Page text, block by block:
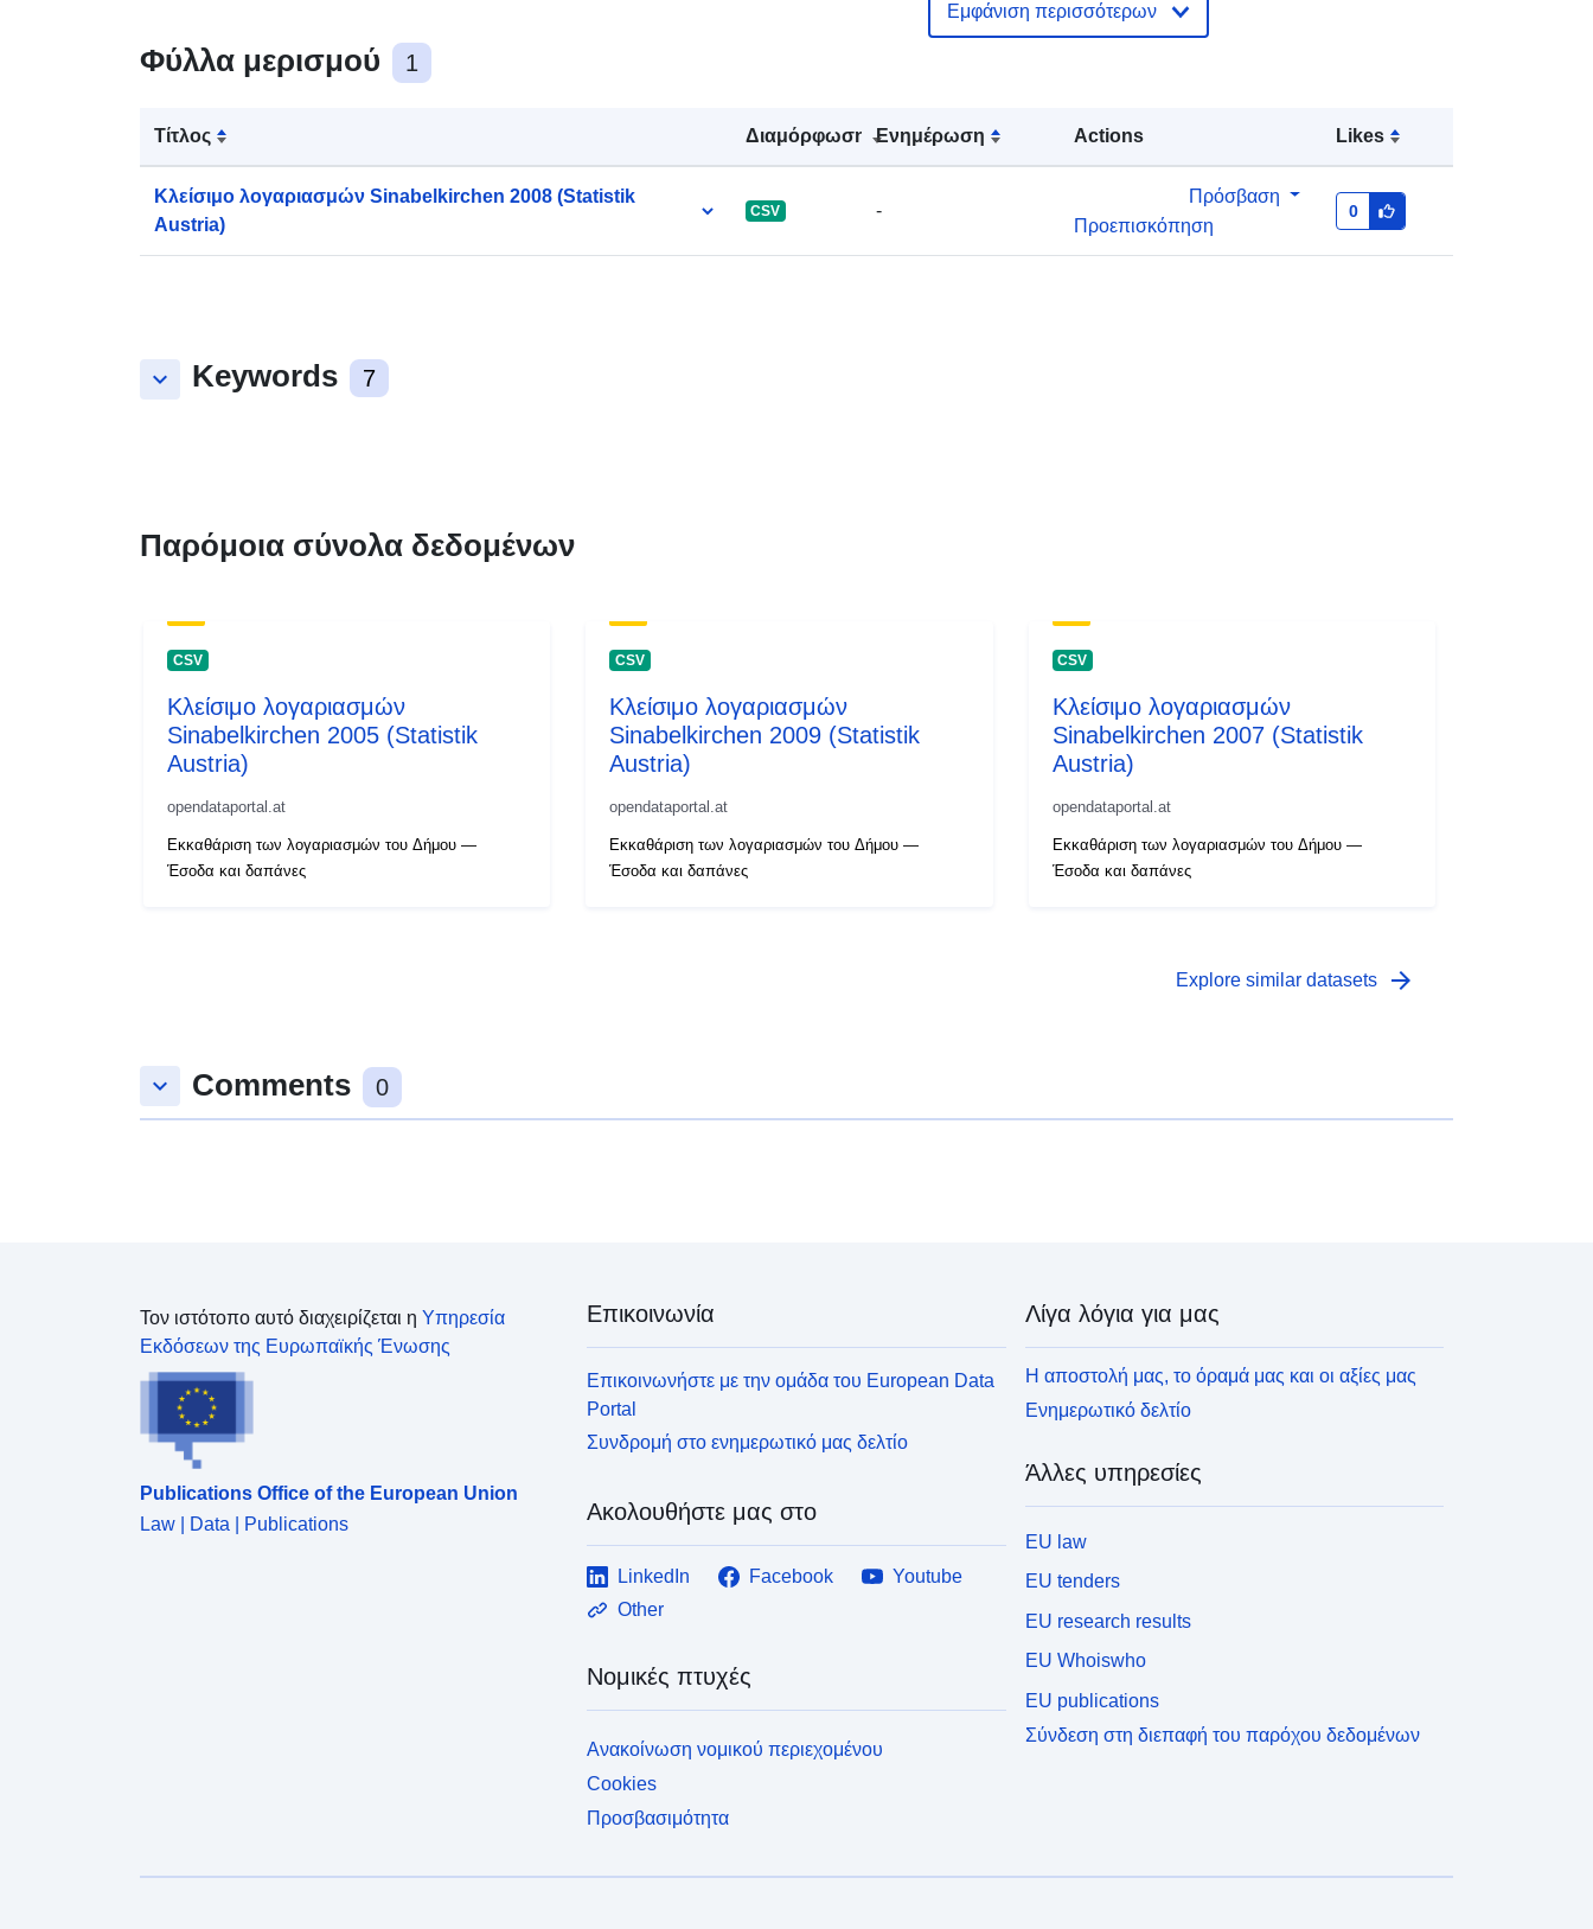
Φύλλα μερισμού 1
Τίτλος Διαμόρφωση Ενημέρωση Actions Likes
Κλείσιμο λογαριασμών Sinabelkirchen 2008 (Statistik
Austria)
CSV -
Πρόσβαση
Προεπισκόπηση
0
keyboard_arrow_down Keywords 7
Εμφάνιση περισσότερων
Παρόμοια σύνολα δεδομένων
CSV
Κλείσιμο λογαριασμών
Sinabelkirchen 2005 (Statistik
Austria)
opendataportal.at
Εκκαθάριση των λογαριασμών του Δήμου —
Έσοδα και δαπάνες
CSV
Κλείσιμο λογαριασμών
Sinabelkirchen 2009 (Statistik
Austria)
opendataportal.at
Εκκαθάριση των λογαριασμών του Δήμου —
Έσοδα και δαπάνες
CSV
Κλείσιμο λογαριασμών
Sinabelkirchen 2007 (Statistik
Austria)
opendataportal.at
Εκκαθάριση των λογαριασμών του Δήμου —
Έσοδα και δαπάνες
Explore similar datasets arrow_forward
keyboard_arrow_down Comments 0
Τον ιστότοπο αυτό διαχειρίζεται η Υπηρεσία
Εκδόσεων της Ευρωπαϊκής Ένωσης
Publications Office of the European Union
Law | Data | Publications
Επικοινωνία
Επικοινωνήστε με την ομάδα του European Data
Portal
Συνδρομή στο ενημερωτικό μας δελτίο
Ακολουθήστε μας στο
LinkedIn Facebook
Youtube
Other
Νομικές πτυχές
Ανακοίνωση νομικού περιεχομένου
Cookies
Προσβασιμότητα
Λίγα λόγια για μας
Η αποστολή μας, το όραμά μας και οι αξίες μας
Ενημερωτικό δελτίο
Άλλες υπηρεσίες
EU law
EU tenders
EU research results
EU Whoiswho
EU publications
Σύνδεση στη διεπαφή του παρόχου δεδομένων